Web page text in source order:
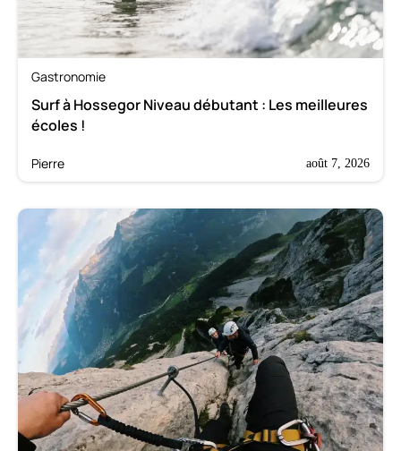
Gastronomie
Surf à Hossegor Niveau débutant : Les meilleures
écoles !
Pierre août 7, 2026